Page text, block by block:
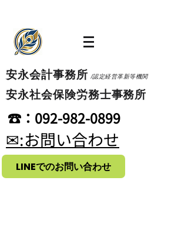
​安永会計事務所 /認定経営革新等機関
​安永社会保険労務士事務所
​☎：092-982-0899
​✉:お問い合わせ
LINEでのお問い合わせ